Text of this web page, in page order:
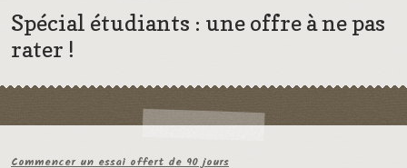
Spécial étudiants : une offre à ne pas
rater !
Commencer un essai offert de 90 jours